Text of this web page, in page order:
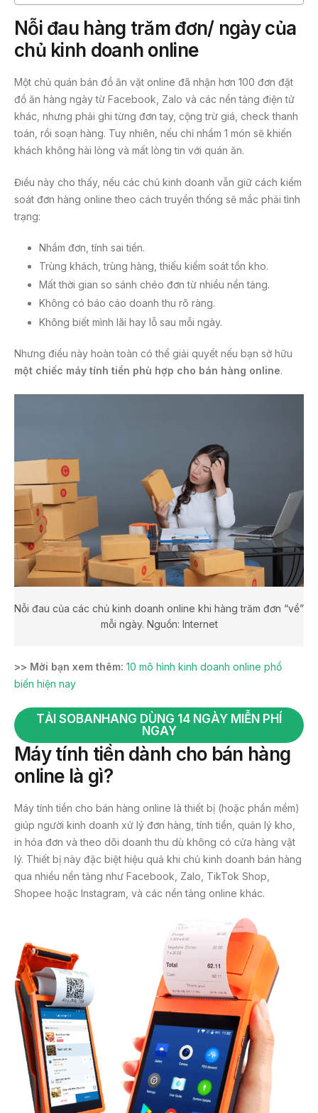
Nỗi đau hàng trăm đơn/ ngày của
chủ kinh doanh online
Một chủ quán bán đồ ăn vặt online đã nhận hơn 100 đơn đặt
đồ ăn hàng ngày từ Facebook, Zalo và các nền tảng điện tử
khác, nhưng phải ghi từng đơn tay, cộng trừ giá, check thanh
toán, rồi soạn hàng. Tuy nhiên, nếu chỉ nhầm 1 món sẽ khiến
khách không hài lòng và mất lòng tin với quán ăn.
Điều này cho thấy, nếu các chủ kinh doanh vẫn giữ cách kiểm
soát đơn hàng online theo cách truyền thống sẽ mắc phải tình
trạng:
Nhầm đơn, tính sai tiền.
Trùng khách, trùng hàng, thiếu kiểm soát tồn kho.
Mất thời gian so sánh chéo đơn từ nhiều nền tảng.
Không có báo cáo doanh thu rõ ràng.
Không biết mình lãi hay lỗ sau mỗi ngày.
Nhưng điều này hoàn toàn có thể giải quyết nếu bạn sở hữu
một chiếc máy tính tiền phù hợp cho bán hàng online.
Nỗi đau của các chủ kinh doanh online khi hàng trăm đơn “về”
mỗi ngày. Nguồn: Internet
>> Mời bạn xem thêm: 10 mô hình kinh doanh online phổ
biến hiện nay
TẢI SOBANHANG DÙNG 14 NGÀY MIỄN PHÍ
NGAY
Máy tính tiền dành cho bán hàng
online là gì?
Máy tính tiền cho bán hàng online là thiết bị (hoặc phần mềm)
giúp người kinh doanh xử lý đơn hàng, tính tiền, quản lý kho,
in hóa đơn và theo dõi doanh thu dù không có cửa hàng vật
lý. Thiết bị này đặc biệt hiệu quả khi chủ kinh doanh bán hàng
qua nhiều nền tảng như Facebook, Zalo, TikTok Shop,
Shopee hoặc Instagram, và các nền tảng online khác.